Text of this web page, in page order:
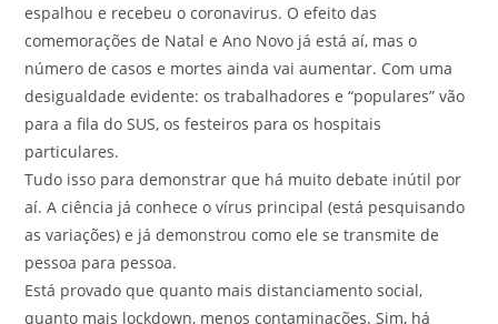
espalhou e recebeu o coronavirus. O efeito das
comemorações de Natal e Ano Novo já está aí, mas o
número de casos e mortes ainda vai aumentar. Com uma
desigualdade evidente: os trabalhadores e “populares” vão
para a fila do SUS, os festeiros para os hospitais
particulares.
Tudo isso para demonstrar que há muito debate inútil por
aí. A ciência já conhece o vírus principal (está pesquisando
as variações) e já demonstrou como ele se transmite de
pessoa para pessoa.
Está provado que quanto mais distanciamento social,
quanto mais lockdown, menos contaminações. Sim, há